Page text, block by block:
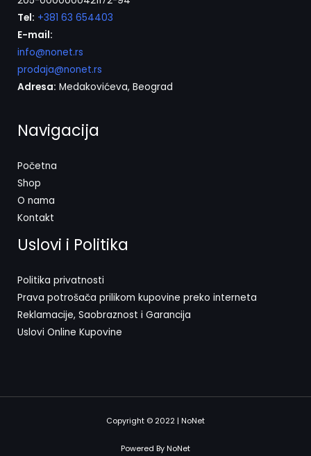
Tel: +381 63 654403
E-mail:
info@nonet.rs
prodaja@nonet.rs
Adresa: Medakovićeva, Beograd
Navigacija
Početna
Shop
O nama
Kontakt
Uslovi i Politika
Politika privatnosti
Prava potrošača prilikom kupovine preko interneta
Reklamacije, Saobraznost i Garancija
Uslovi Online Kupovine
Copyright © 2022 | NoNet
Powered By NoNet